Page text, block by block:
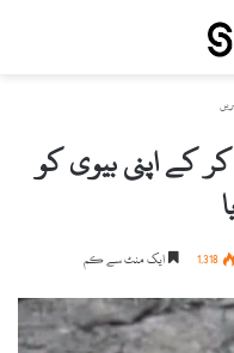
کے اپنی بیوی کو
1,318 ایک منٹ سے کم